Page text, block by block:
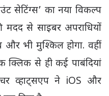
सेटिंग्स’ का नया विकल्प
से साइबर अपराधियों
भी मुश्किल होगा. वहीं
से ही कई पाबंदियां
व्हाट्सएप ने iOS और